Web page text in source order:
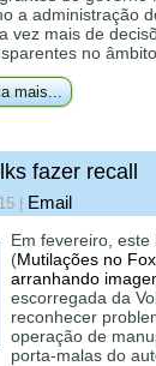
a administração
vez mais de
no
mais...
fazer recall
Email
Em fevereiro, este
(Mutilações no
arranhando
escorregada da
reconhecer
operação de
porta-malas do